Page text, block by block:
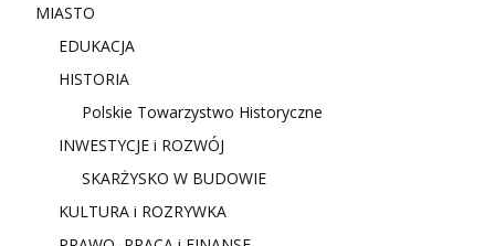
MIASTO
EDUKACJA
HISTORIA
Polskie Towarzystwo Historyczne
INWESTYCJE i ROZWÓJ
SKARŻYSKO W BUDOWIE
KULTURA i ROZRYWKA